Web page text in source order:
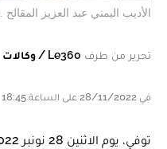
الأديب اليمني عبد العزيز المقالح . DR
تحرير من طرف Le360 / وكالات
في 28/11/2022 على الساعة 18:45